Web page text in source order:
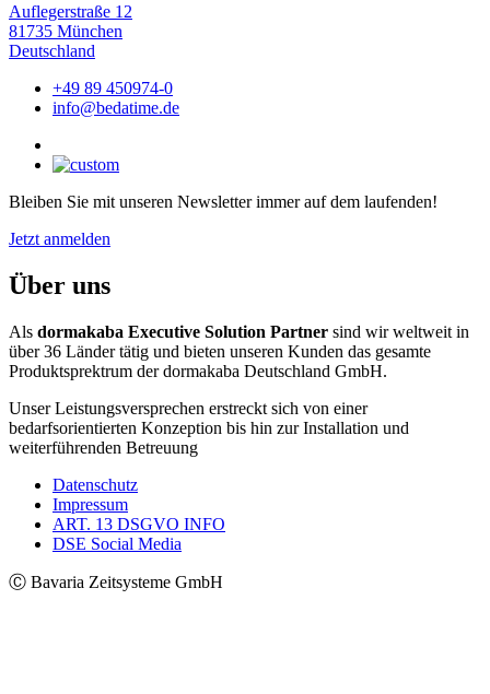
Auflegerstraße 12
81735 München
Deutschland
+49 89 450974-0
info@bedatime.de
Bleiben Sie mit unseren Newsletter immer auf dem laufenden!
Jetzt anmelden
Über uns
Als dormakaba Executive Solution Partner sind wir weltweit in
über 36 Länder tätig und bieten unseren Kunden das gesamte
Produktsprektrum der dormakaba Deutschland GmbH.
Unser Leistungsversprechen erstreckt sich von einer
bedarfsorientierten Konzeption bis hin zur Installation und
weiterführenden Betreuung
Datenschutz
Impressum
ART. 13 DSGVO INFO
DSE Social Media
Ⓒ Bavaria Zeitsysteme GmbH